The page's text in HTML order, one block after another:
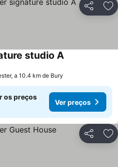
Partilhar
studio A
a 10.4 km de Bury
os preços
Ver preços
Partilhar